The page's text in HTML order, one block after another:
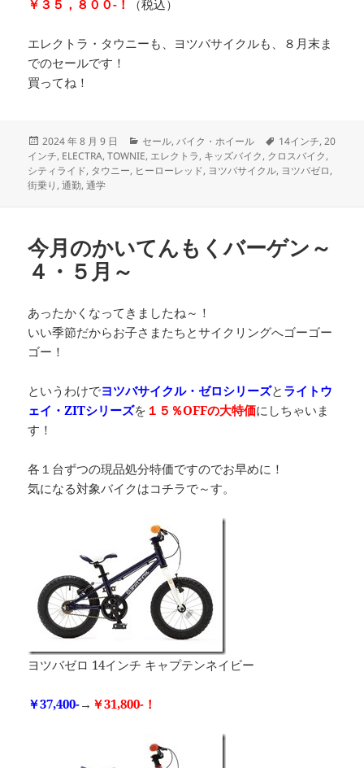
￥３５，８００-！ （税込）
エレクトラ・タウニーも、ヨツバサイクルも、８月末ま
でのセールです！
買ってね！
投
稿
日:
2024 年 8 月 9 日
カ
テ
ゴ
セール,バイク・ホイール
タ
グ
14インチ,20
インチ, ELECTRA,TOWNIE, エレクトラ, キッズバイク, クロスバイク,
シティライド, タウニー, ヒーローレッド, ヨツバサイクル, ヨツバゼロ,
街乗り ,通勤,通学
今月のかいてんもくバーゲン～
４・５月～
あったかくなってきましたね～！
いい季節だからお子さまたちとサイクリングへゴーゴー
ゴー！
というわけでヨツバサイクル・ゼロシリーズと ライトウ
ェイ・ZITシリーズを １５％OFFの大特価にしちゃいま
す！
各１台ずつの現品処分特価ですのでお早めに！
気になる対象バイクはコチラで～す。
ヨツバゼロ 14インチ キャプテンネイビー
￥37,400-→ ￥31,800-！